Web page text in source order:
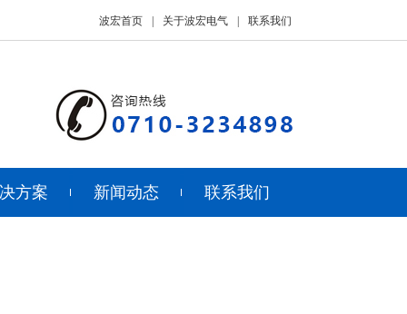
波宏首页 关于波宏电气 联系我们
方案 新闻动态 联系我们